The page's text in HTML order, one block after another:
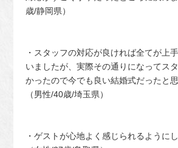
歳/静岡県）
・スタッフの対応が良ければ全てが上
いましたが、実際その通りになってス
かったので今でも良い結婚式だったと思
（男性/40歳/埼玉県）
・ゲストが心地よく感じられるように